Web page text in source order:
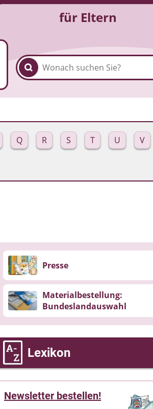
für Eltern
Q R S T U V
Presse
Materialbestellung:
Bundeslandauswahl
Lexikon
Newsletter bestellen!